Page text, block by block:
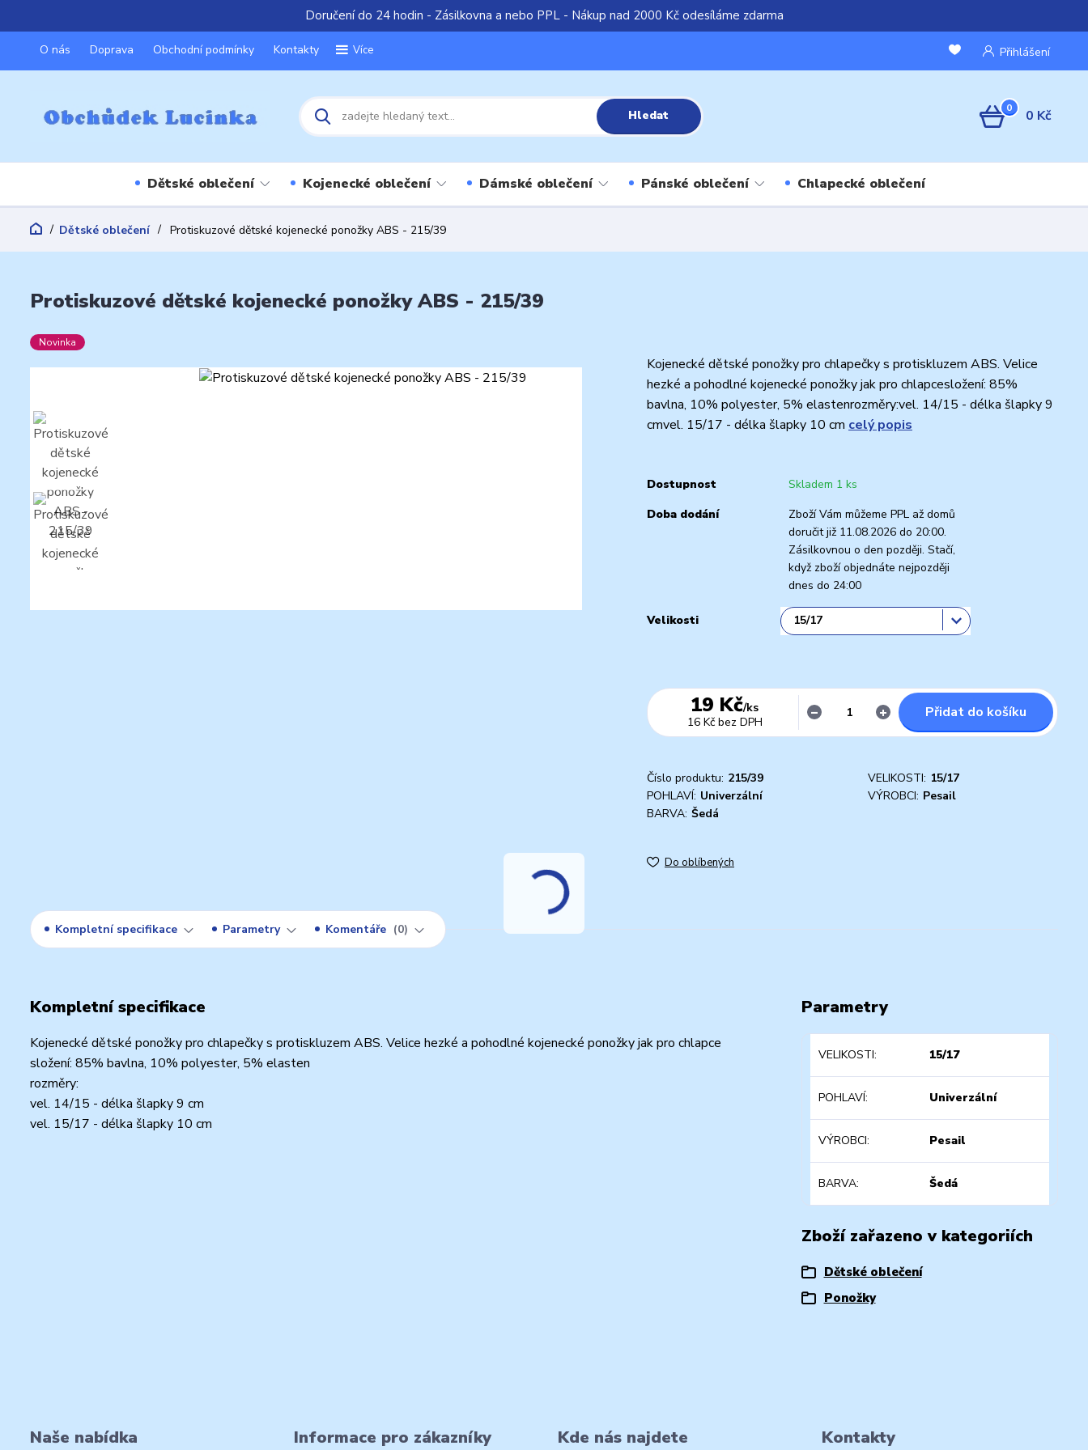
Doručení do 24 hodin - Zásilkovna a nebo PPL - Nákup nad 2000 Kč odesíláme zdarma
O nás Doprava Obchodní podmínky Kontakty Více Přihlášení
Hledat 0 0 Kč
Dětské oblečení Kojenecké oblečení Dámské oblečení Pánské oblečení Chlapecké oblečení
Dětské oblečení Protiskuzové dětské kojenecké ponožky ABS - 215/39
Protiskuzové dětské kojenecké ponožky ABS - 215/39
Novinka
Kojenecké dětské ponožky pro chlapečky s protiskluzem ABS. Velice
hezké a pohodlné kojenecké ponožky jak pro chlapcesložení: 85%
bavlna, 10% polyester, 5% elastenrozměry:vel. 14/15 - délka šlapky 9
cmvel. 15/17 - délka šlapky 10 cm celý popis
Dostupnost
Skladem 1 ks
Doba dodání
Zboží Vám můžeme PPL až domů
doručit již 11.08.2026 do 20:00.
Zásilkovnou o den později. Stačí,
když zboží objednáte nejpozději
dnes do 24:00
Velikosti
19 Kč/ks
16 Kč bez DPH
Přidat do košíku
Číslo produktu: 215/39 VELIKOSTI: 15/17
POHLAVÍ: Univerzální VÝROBCI: Pesail
BARVA: Šedá
Do oblíbených
Kompletní specifikace Parametry Komentáře 0
Kompletní specifikace
Kojenecké dětské ponožky pro chlapečky s protiskluzem ABS. Velice hezké a pohodlné kojenecké ponožky jak pro chlapce
složení: 85% bavlna, 10% polyester, 5% elasten
rozměry:
vel. 14/15 - délka šlapky 9 cm
vel. 15/17 - délka šlapky 10 cm
Parametry
VELIKOSTI 15/17
POHLAVÍ Univerzální
VÝROBCI Pesail
BARVA Šedá
Zboží zařazeno v kategoriích
Dětské oblečení
Ponožky
Naše nabídka Informace pro zákazníky Kde nás najdete Kontakty